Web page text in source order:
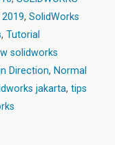
, SolidWorks
, Tutorial
solidworks
Direction, Normal
jakarta, tips